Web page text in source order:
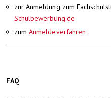
zur Anmeldung zum
Schulbewerbung.de
zum Anmeldeverfahren
FAQ